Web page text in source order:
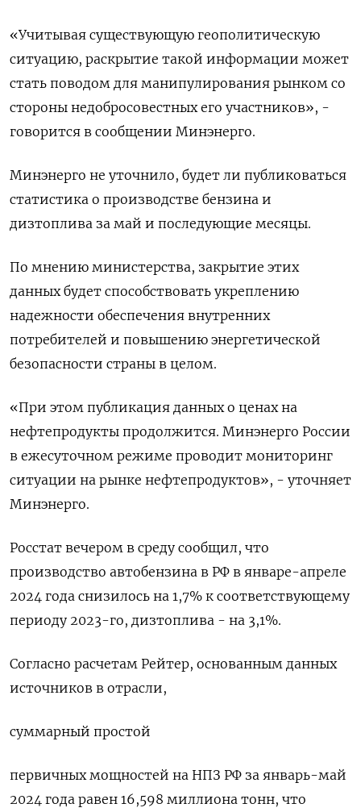
«Учитывая существующую геополитическую
ситуацию, раскрытие такой информации может
стать поводом для манипулирования рынком со
стороны недобросовестных его участников», -
говорится в сообщении Минэнерго.
Минэнерго не уточнило, будет ли публиковаться
статистика о производстве бензина и
дизтоплива за май и последующие месяцы.
По мнению министерства, закрытие этих
данных будет способствовать укреплению
надежности обеспечения внутренних
потребителей и повышению энергетической
безопасности страны в целом.
«При этом публикация данных о ценах на
нефтепродукты продолжится. Минэнерго России
в ежесуточном режиме проводит мониторинг
ситуации на рынке нефтепродуктов», - уточняет
Минэнерго.
Росстат вечером в среду сообщил, что
производство автобензина в РФ в январе-апреле
2024 года снизилось на 1,7% к соответствующему
периоду 2023-го, дизтоплива - на 3,1%.
Согласно расчетам Рейтер, основанным данных
источников в отрасли,
суммарный простой
первичных мощностей на НПЗ РФ за январь-май
2024 года равен 16,598 миллиона тонн, что